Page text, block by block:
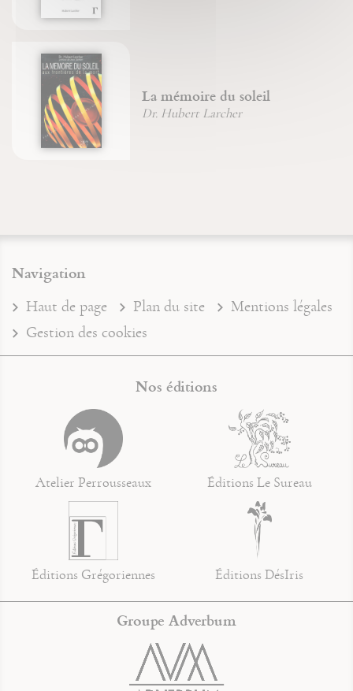
La mémoire du soleil
Dr. Hubert Larcher
Navigation
Haut de page Plan du site
Mentions légales
Gestion des cookies
Nos éditions
Atelier Perrousseaux Éditions Le Sureau
Éditions Grégoriennes Éditions DésIris
Groupe Adverbum